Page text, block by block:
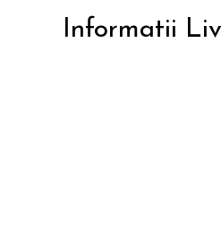
Informatii